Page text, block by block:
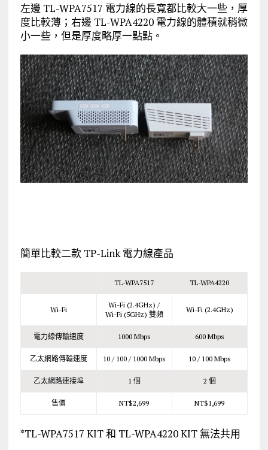
左邊 TL-WPA7517 電力線的長寬都比較大一些，厚
度比較薄；右邊 TL-WPA4220 電力線的體積就稍微
小一些，但是厚度略厚一點點。
簡單比較二款 TP-Link 電力線產品
TL-WPA7517 TL-WPA4220
Wi-Fi
Wi-Fi (2.4GHz) /
Wi-Fi (5GHz) 雙頻
Wi-Fi (2.4GHz)
電力線傳輸速度 1000 Mbps 600 Mbps
乙太網路傳輸速度 10 / 100 / 1000 Mbps 10 / 100 Mbps
乙太網路連接埠 1 個 2 個
售價 NT$2,699 NT$1,699
*TL-WPA7517 KIT 和 TL-WPA4220 KIT 無法共用